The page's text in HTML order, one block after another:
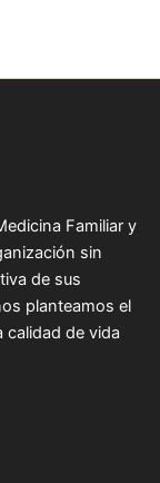
Familiar y
sin
de sus
planteamos el
calidad de vida